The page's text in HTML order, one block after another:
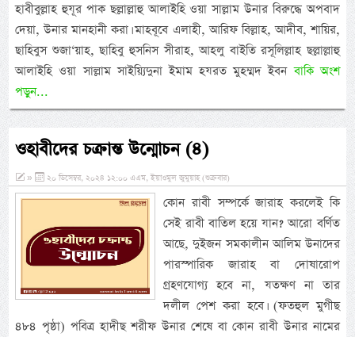
হাবীবুল্লাহ হুযূর পাক ছল্লাল্লাহু আলাইহি ওয়া সাল্লাম উনার বিরুদ্ধে অপবাদ
দেয়া, উনার মানহানী করা। মাহবূবে এলাহী, আরিফ বিল্লাহ, আদীব, শায়ির,
ছাহিবুস শুজা‘য়াহ, ছাহিবু হুসনিস সীরাহ, আহলু বাইতি রসূলিল্লাহ ছল্লাল্লাহু
আলাইহি ওয়া সাল্লাম সাইয়্যিদুনা ইমাম হযরত মুহম্মদ ইবনবাকি অংশ
পড়ুন...
ওহাবীদের চক্রান্ত উন্মোচন (৪)
» ২০ ডিসেম্বর, ২০২৪ ১২:০০ এএম, ইয়াওমুল জুমুয়াহ (শুক্রবার)
কোন রাবী সম্পর্কে জারাহ করলেই কি
সেই রাবী বাতিল হয়ে যান? আরো বর্ণিত
আছে, দুইজন সমকালীন আলিম উনাদের
পারস্পারিক জারাহ বা দোষারোপ
গ্রহণযোগ্য হবে না, যতক্ষণ না তার
দলীল পেশ করা হবে। (ফতহুল মুগীছ
৪৮৪ পৃষ্ঠা) পবিত্র হাদীছ শরীফ উনার শেষে বা কোন রাবী উনার নামের